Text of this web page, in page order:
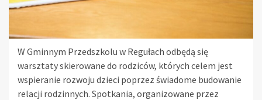
W Gminnym Przedszkolu w Regułach odbędą się
warsztaty skierowane do rodziców, których celem jest
wspieranie rozwoju dzieci poprzez świadome budowanie
relacji rodzinnych. Spotkania, organizowane przez